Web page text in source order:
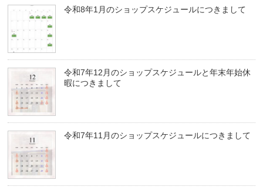
令和8年1月のショップスケジュールにつきまして
令和7年12月のショップスケジュールと年末年始休
暇につきまして
令和7年11月のショップスケジュールにつきまして